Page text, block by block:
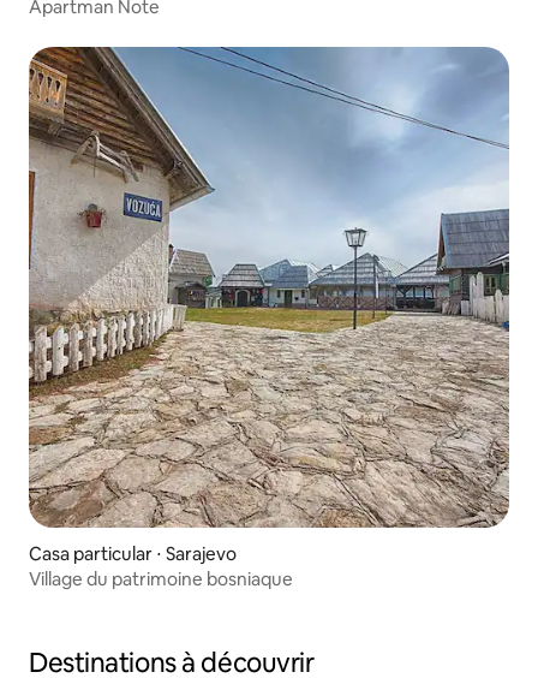
Apartman Note
Casa particular ⋅ Sarajevo
Village du patrimoine bosniaque
Destinations à découvrir